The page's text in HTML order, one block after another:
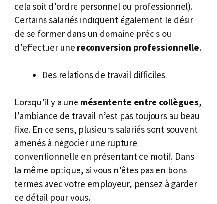
cela soit d’ordre personnel ou professionnel).
Certains salariés indiquent également le désir
de se former dans un domaine précis ou
d’effectuer une reconversion professionnelle.
Des relations de travail difficiles
Lorsqu’il y a une mésentente entre collègues,
l’ambiance de travail n’est pas toujours au beau
fixe. En ce sens, plusieurs salariés sont souvent
amenés à négocier une rupture
conventionnelle en présentant ce motif. Dans
la même optique, si vous n’êtes pas en bons
termes avec votre employeur, pensez à garder
ce détail pour vous.